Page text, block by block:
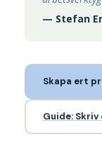
— Stefan
Skapa ert
Guide: